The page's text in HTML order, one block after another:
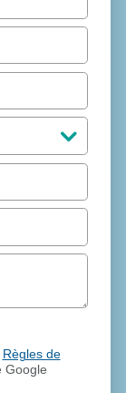
caractères
Règles de
Google